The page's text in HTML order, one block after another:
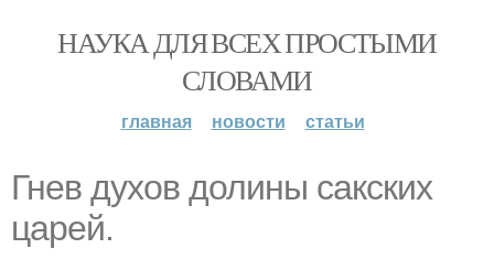
НАУКА ДЛЯ ВСЕХ ПРОСТЫМИ
СЛОВАМИ
главная новости статьи
Гнев духов долины сакских
царей.